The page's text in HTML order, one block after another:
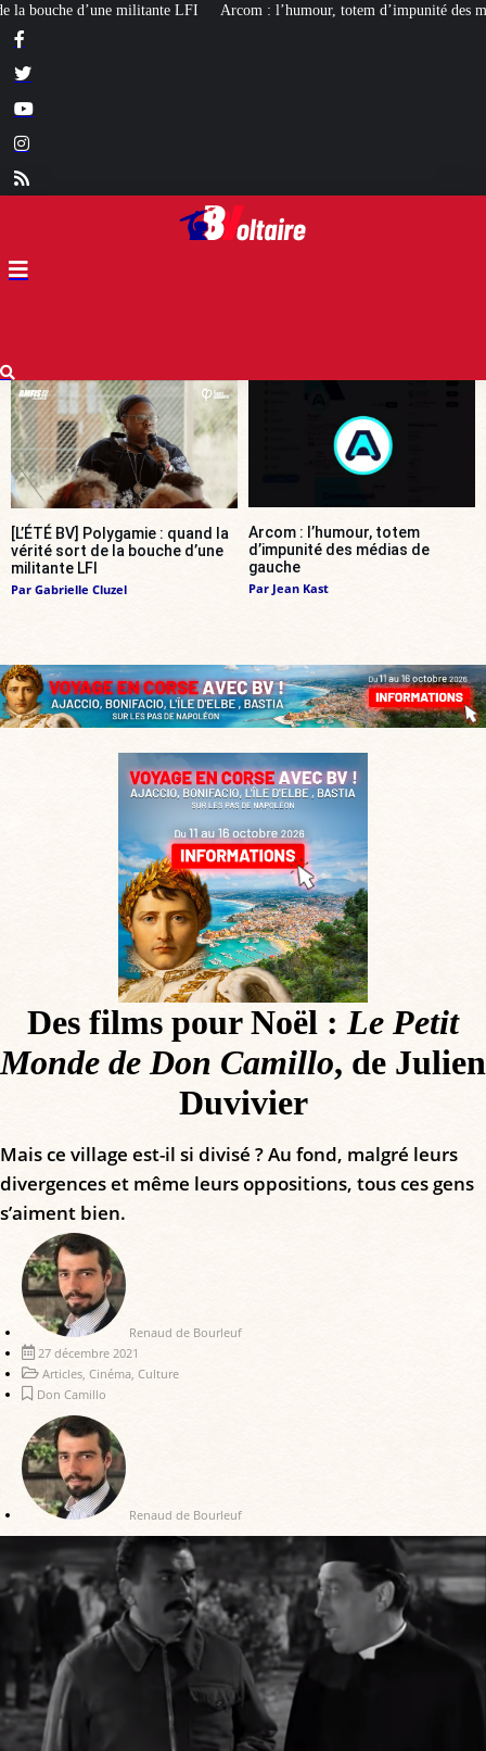
Arcom : l’humour, totem d’impunité des médias de gauche [LIVRE]
[L’ÉTÉ BV] Polygamie : quand la
vérité sort de la bouche d’une
militante LFI
Par Gabrielle Cluzel
Arcom : l’humour, totem
d’impunité des médias de
gauche
Par Jean Kast
Des films pour Noël : Le Petit
Monde de Don Camillo, de Julien
Duvivier
Mais ce village est-il si divisé ? Au fond, malgré leurs
divergences et même leurs oppositions, tous ces gens
s’aiment bien.
Renaud de Bourleuf
27 décembre 2021
Articles Cinéma Culture
Don Camillo
Renaud de Bourleuf